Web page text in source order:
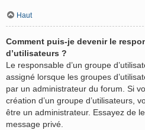
Haut
Comment puis-je devenir le
d’utilisateurs ?
Le responsable d’un groupe
assigné lorsque les groupes
par un administrateur du forum. Si
création d’un groupe d’utilisateurs,
être un administrateur. Essayez de
message privé.